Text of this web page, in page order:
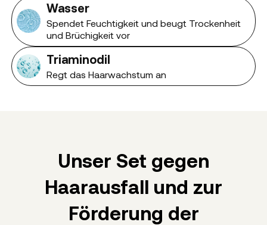
Wasser
Spendet Feuchtigkeit und beugt Trockenheit
und Brüchigkeit vor
Triaminodil
Regt das Haarwachstum an
Unser Set gegen
Haarausfall und zur
Förderung der